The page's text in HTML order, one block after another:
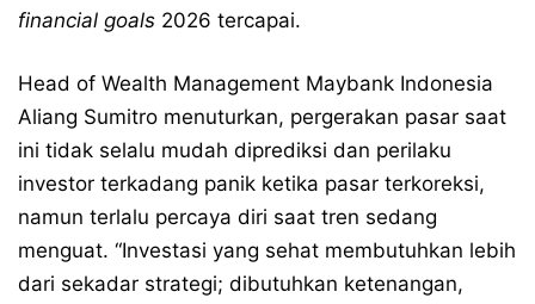
financial goals 2026 tercapai.
Head of Wealth Management Maybank Indonesia
Aliang Sumitro menuturkan, pergerakan pasar saat
ini tidak selalu mudah diprediksi dan perilaku
investor terkadang panik ketika pasar terkoreksi,
namun terlalu percaya diri saat tren sedang
menguat. “Investasi yang sehat membutuhkan lebih
dari sekadar strategi; dibutuhkan ketenangan,